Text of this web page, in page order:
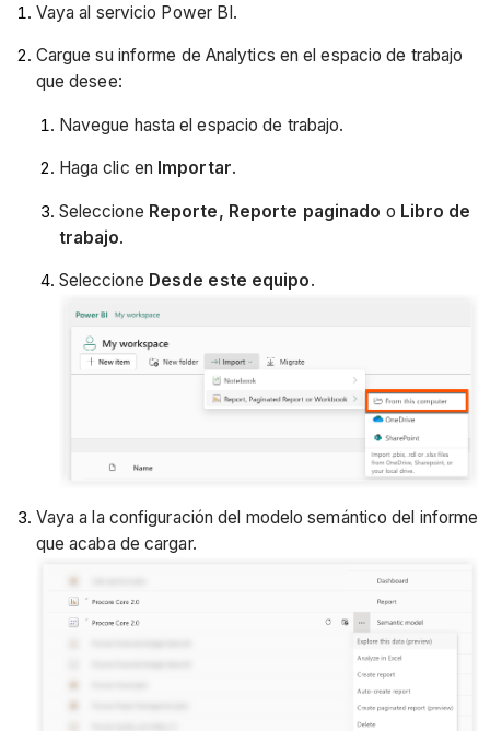
Vaya al servicio Power BI.
Cargue su informe de Analytics en el espacio de trabajo
que desee:
Navegue hasta el espacio de trabajo.
Haga clic en Importar.
Seleccione Reporte, Reporte paginado o Libro de
trabajo.
Seleccione Desde este equipo.
Vaya a la configuración del modelo semántico del informe
que acaba de cargar.